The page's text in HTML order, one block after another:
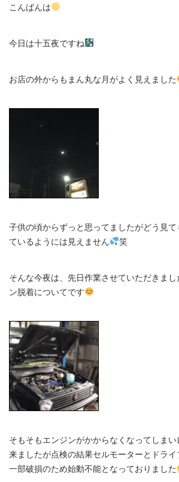
こんばんは
今日は十五夜ですね
お店の外からもまん丸な月がよく見えました
子供の頃からずっと思ってましたがどう見
ているようには見えません
笑
そんな今夜は、先日作業させていただきま
ン脱着についてです
そもそもエンジンがかからなくなってしま
来ましたが点検の結果セルモーターとドラ
一部破損のため始動不能となっておりました